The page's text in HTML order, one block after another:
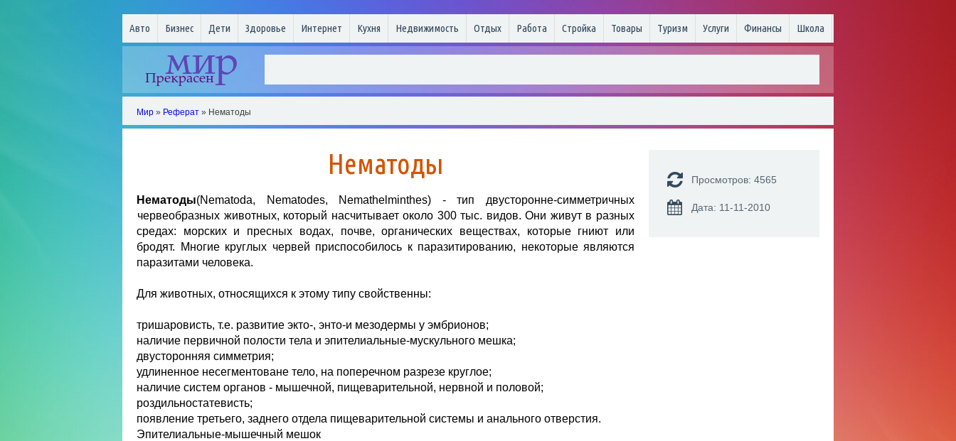
Авто Бизнес Дети Здоровье Интернет Кухня Недвижимость Отдых Работа Стройка Товары Туризм Услуги Финансы Школа
Мир » Реферат » Нематоды
Нематоды
Нематоды(Nematoda, Nematodes, Nemathelminthes) - тип двусторонне-симметричных
червеобразных животных, который насчитывает около 300 тыс. видов. Они живут в разных
средах: морских и пресных водах, почве, органических веществах, которые гниют или
бродят. Многие круглых червей приспособилось к паразитированию, некоторые являются
паразитами человека.
Для животных, относящихся к этому типу свойственны:
тришаровисть, т.е. развитие экто-, энто-и мезодермы у эмбрионов;
наличие первичной полости тела и эпителиальные-мускульного мешка;
двусторонняя симметрия;
удлиненное несегментоване тело, на поперечном разрезе круглое;
наличие систем органов - мышечной, пищеварительной, нервной и половой;
роздильностатевисть;
появление третьего, заднего отдела пищеварительной системы и анального отверстия.
Эпителиальные-мышечный мешок
Просмотров: 4565
Дата: 11-11-2010